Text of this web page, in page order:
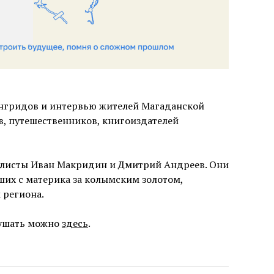
и интервью жителей Магаданской
путешественников, книгоиздателей
Иван Макридин и Дмитрий Андреев. Они
с материка за колымским золотом,
можноздесь.